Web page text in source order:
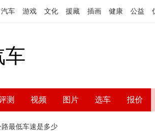
汽车 游戏 文化 援藏 插画 健康 公益
车
测 视频 图片 选车 报价
最低车速是多少